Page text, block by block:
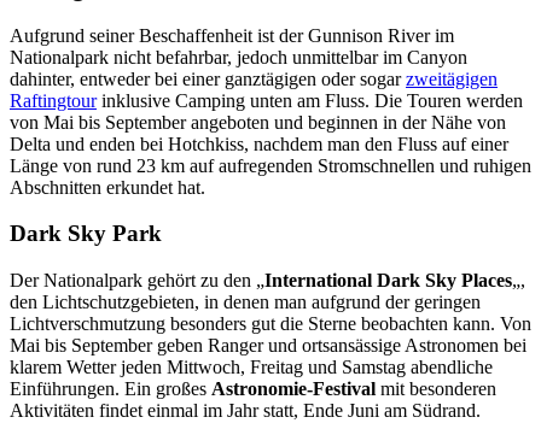
Aufgrund seiner Beschaffenheit ist der Gunnison River im
Nationalpark nicht befahrbar, jedoch unmittelbar im Canyon
dahinter, entweder bei einer ganztägigen oder sogarzweitägigen
Raftingtourinklusive Camping unten am Fluss. Die Touren werden
von Mai bis September angeboten und beginnen in der Nähe von
Delta und enden bei Hotchkiss, nachdem man den Fluss auf einer
Länge von rund 23 km auf aufregenden Stromschnellen und ruhigen
Abschnitten erkundet hat.
Dark Sky Park
Der Nationalpark gehört zu den „International Dark Sky Places„,
den Lichtschutzgebieten, in denen man aufgrund der geringen
Lichtverschmutzung besonders gut die Sterne beobachten kann. Von
Mai bis September geben Ranger und ortsansässige Astronomen bei
klarem Wetter jeden Mittwoch, Freitag und Samstag abendliche
Einführungen. Ein großes Astronomie-Festival mit besonderen
Aktivitäten findet einmal im Jahr statt, Ende Juni am Südrand.